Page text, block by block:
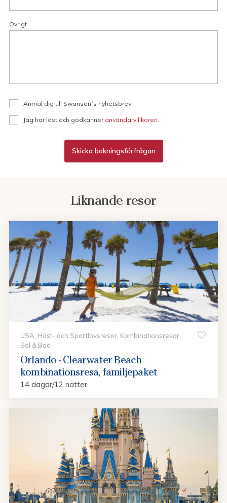
Övrigt
Anmäl dig till Swanson´s nyhetsbrev
Jag har läst och godkänner användarvillkoren.
Skicka bokningsförfrågan
Liknande resor
USA, Höst- och Sportlovsresor, Kombinationsresor,
Sol & Bad
Orlando - Clearwater Beach
kombinationsresa, familjepaket
14 dagar/12 nätter